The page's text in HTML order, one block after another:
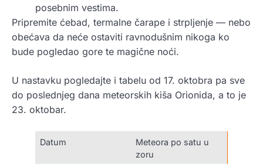
posebnim vestima.
Pripremite ćebad, termalne čarape i strpljenje — nebo
obećava da neće ostaviti ravnodušnim nikoga ko
bude pogledao gore te magične noći.
U nastavku pogledajte i tabelu od 17. oktobra pa sve
do poslednjeg dana meteorskih kiša Orionida, a to je
23. oktobar.
Datum
Meteora po satu u
zoru